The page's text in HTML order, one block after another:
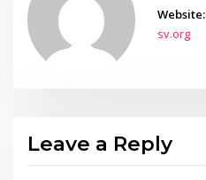
Website:
sv.org
Leave a Reply